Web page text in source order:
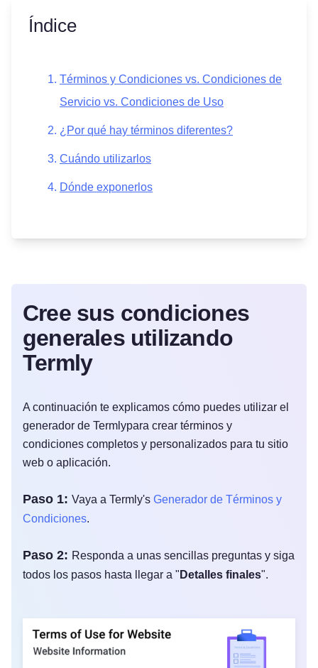
Índice
Términos y Condiciones vs. Condiciones de
Servicio vs. Condiciones de Uso
¿Por qué hay términos diferentes?
Cuándo utilizarlos
Dónde exponerlos
Cree sus condiciones
generales utilizando
Termly
A continuación te explicamos cómo puedes utilizar el
generador de Termlypara crear términos y
condiciones completos y personalizados para tu sitio
web o aplicación.
Paso 1: Vaya a Termly's Generador de Términos y
Condiciones.
Paso 2: Responda a unas sencillas preguntas y siga
todos los pasos hasta llegar a " Detalles finales".